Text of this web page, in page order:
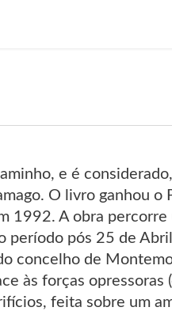
e é
O livro ganhou o
1992. A obra
período pós 25 de
concelho de
às forças opressoras
feita sobre um